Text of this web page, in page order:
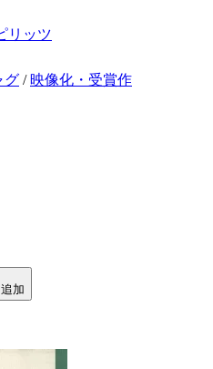
リッツ
グ / 映像化・受賞作
加